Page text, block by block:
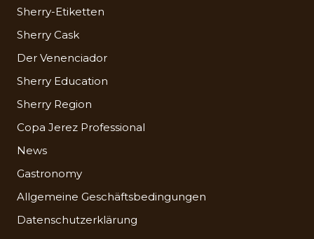
Sherry-Etiketten
Sherry Cask
Der Venenciador
Sherry Education
Sherry Region
Copa Jerez Professional
News
Gastronomy
Allgemeine Geschäftsbedingungen
Datenschutzerklärung